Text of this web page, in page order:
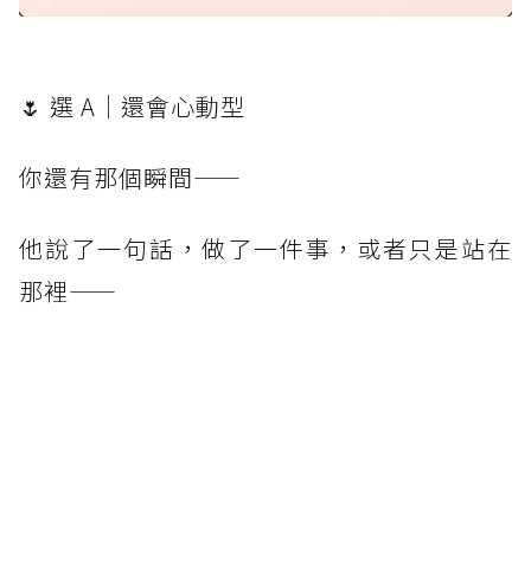
🌷 選 A｜還會心動型
你還有那個瞬間——
他說了一句話，做了一件事，或者只是站在
那裡——